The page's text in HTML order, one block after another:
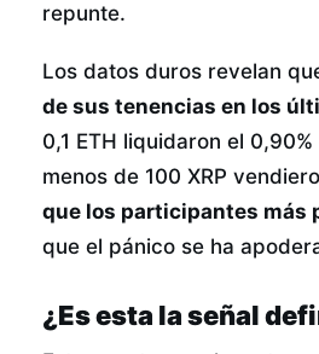
repunte.
Los datos duros revelan
de sus tenencias en los
0,1 ETH liquidaron el
menos de 100 XRP
que los participantes más
que el pánico se ha
¿Es esta la señal